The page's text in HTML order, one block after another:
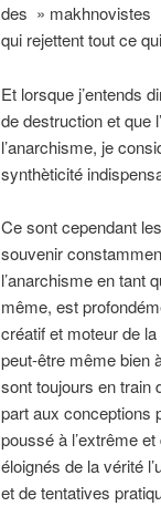
des » makhnovistes
qui rejettent tout ce
Et lorsque j’entends
de destruction et que
l’anarchisme, je
synthèticité
Ce sont cependant
souvenir
l’anarchisme en tant
même, est
créatif et moteur de
peut-être même bien
sont toujours en train
part aux conceptions
poussé à l’extrême
éloignés de la vérité
et de tentatives